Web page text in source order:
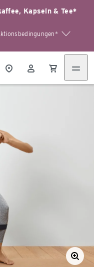
Kapseln & Tee*